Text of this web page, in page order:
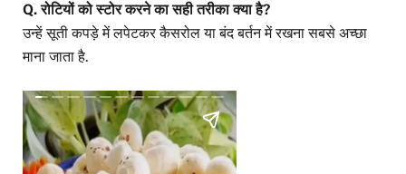
Q. रोटियों को स्टोर करने का सही तरीका क्या है?
उन्हें सूती कपड़े में लपेटकर कैसरोल या बंद बर्तन में रखना सबसे अच्छा
माना जाता है.